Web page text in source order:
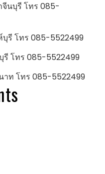
จีนบุรี โทร 085-
บุรี โทร 085-5522499
รี โทร 085-5522499
าท โทร 085-5522499